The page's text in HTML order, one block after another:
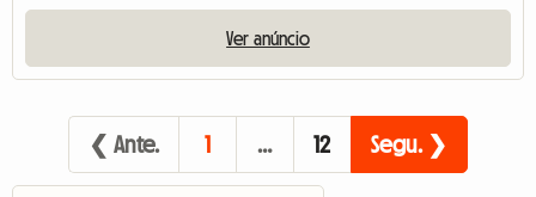
Ver anúncio
❮ Ante. 1 … 12 Segu. ❯